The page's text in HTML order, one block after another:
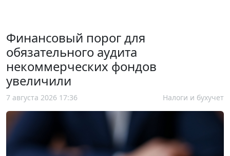
Финансовый порог для
обязательного аудита
некоммерческих фондов
увеличили
7 августа 2026 17:36 Налоги и бухучет